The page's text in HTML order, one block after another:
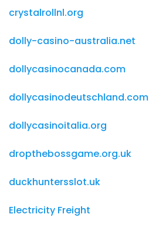
crystalrollnl.org
dolly-casino-australia.net
dollycasinocanada.com
dollycasinodeutschland.com
dollycasinoitalia.org
dropthebossgame.org.uk
duckhuntersslot.uk
Electricity Freight